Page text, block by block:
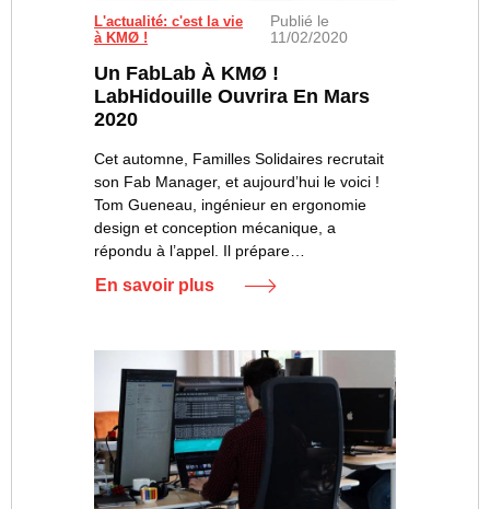
L'actualité: c'est la vie
à KMØ !
Publié le
11/02/2020
Un FabLab À KMØ !
LabHidouille Ouvrira En Mars
2020
Cet automne, Familles Solidaires recrutait
son Fab Manager, et aujourd’hui le voici !
Tom Gueneau, ingénieur en ergonomie
design et conception mécanique, a
répondu à l’appel. Il prépare…
En savoir plus